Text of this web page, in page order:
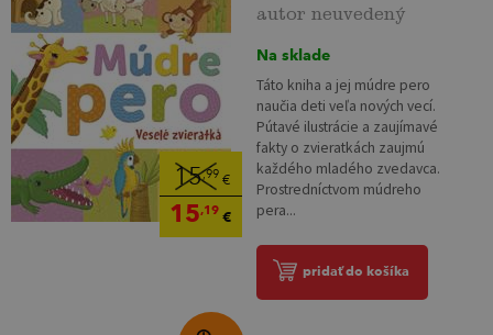
15,99 €
15,19€
autor neuvedený
Na sklade
Táto kniha a jej múdre pero
naučia deti veľa nových vecí.
Pútavé ilustrácie a zaujímavé
fakty o zvieratkách zaujmú
každého mladého zvedavca.
Prostredníctvom múdreho
pera...
pridať do košíka